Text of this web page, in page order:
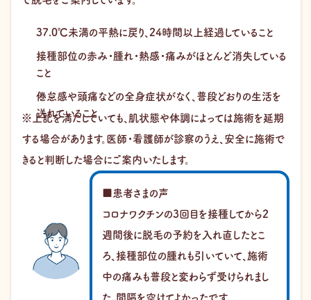
37.0℃未満の平熱に戻り、24時間以上経過していること
接種部位の赤み・腫れ・熱感・痛みがほとんど消失している
こと
倦怠感や頭痛などの全身症状がなく、普段どおりの生活を
送れていること
※上記を満たしていても、肌状態や体調によっては施術を延期
する場合があります。医師・看護師が診察のうえ、安全に施術で
きると判断した場合にご案内いたします。
■患者さまの声
コロナワクチンの3回目を接種してから2
週間後に脱毛の予約を入れ直したとこ
ろ、接種部位の腫れも引いていて、施術
中の痛みも普段と変わらず受けられまし
た。間隔を空けてよかったです。